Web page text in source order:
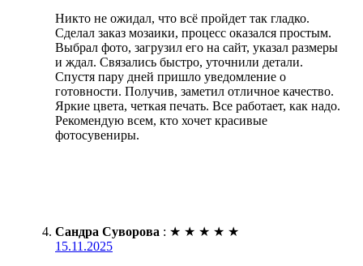
Никто не ожидал, что всё пройдет так гладко.
Сделал заказ мозаики, процесс оказался простым.
Выбрал фото, загрузил его на сайт, указал размеры
и ждал. Связались быстро, уточнили детали.
Спустя пару дней пришло уведомление о
готовности. Получив, заметил отличное качество.
Яркие цвета, четкая печать. Все работает, как надо.
Рекомендую всем, кто хочет красивые
фотосувениры.
Сандра Суворова : ★ ★ ★ ★ ★
15.11.2025